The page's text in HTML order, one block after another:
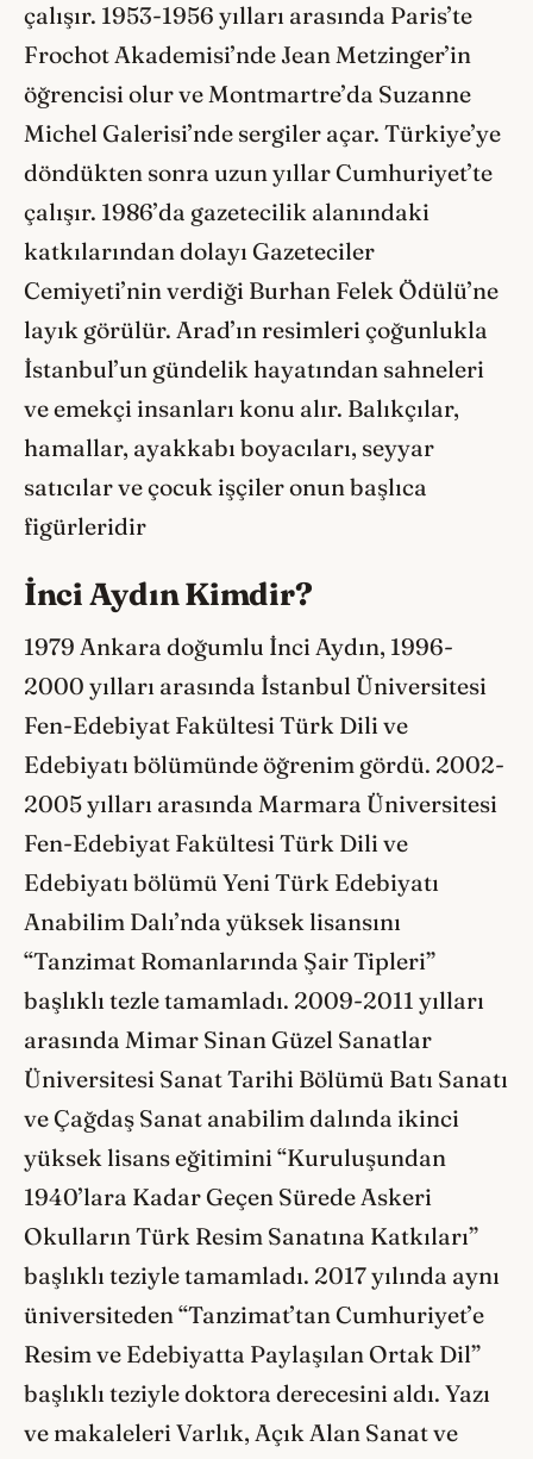
çalışır. 1953-1956 yılları arasında Paris’te
Frochot Akademisi’nde Jean Metzinger’in
öğrencisi olur ve Montmartre’da Suzanne
Michel Galerisi’nde sergiler açar. Türkiye’ye
döndükten sonra uzun yıllar Cumhuriyet’te
çalışır. 1986’da gazetecilik alanındaki
katkılarından dolayı Gazeteciler
Cemiyeti’nin verdiği Burhan Felek Ödülü’ne
layık görülür. Arad’ın resimleri çoğunlukla
İstanbul’un gündelik hayatından sahneleri
ve emekçi insanları konu alır. Balıkçılar,
hamallar, ayakkabı boyacıları, seyyar
satıcılar ve çocuk işçiler onun başlıca
figürleridir
İnci Aydın Kimdir?
1979 Ankara doğumlu İnci Aydın, 1996-
2000 yılları arasında İstanbul Üniversitesi
Fen-Edebiyat Fakültesi Türk Dili ve
Edebiyatı bölümünde öğrenim gördü. 2002-
2005 yılları arasında Marmara Üniversitesi
Fen-Edebiyat Fakültesi Türk Dili ve
Edebiyatı bölümü Yeni Türk Edebiyatı
Anabilim Dalı’nda yüksek lisansını
“Tanzimat Romanlarında Şair Tipleri”
başlıklı tezle tamamladı. 2009-2011 yılları
arasında Mimar Sinan Güzel Sanatlar
Üniversitesi Sanat Tarihi Bölümü Batı Sanatı
ve Çağdaş Sanat anabilim dalında ikinci
yüksek lisans eğitimini “Kuruluşundan
1940’lara Kadar Geçen Sürede Askeri
Okulların Türk Resim Sanatına Katkıları”
başlıklı teziyle tamamladı. 2017 yılında aynı
üniversiteden “Tanzimat’tan Cumhuriyet’e
Resim ve Edebiyatta Paylaşılan Ortak Dil”
başlıklı teziyle doktora derecesini aldı. Yazı
ve makaleleri Varlık, Açık Alan Sanat ve